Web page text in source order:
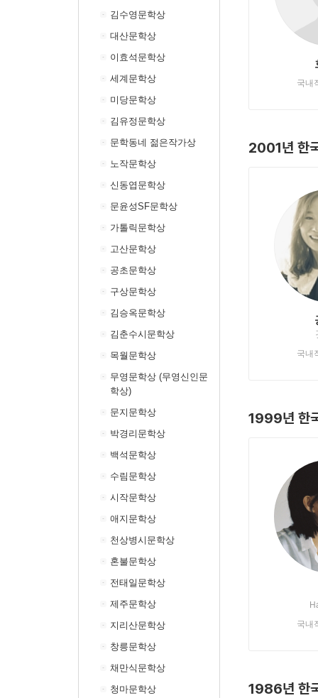
김수영문학상
대산문학상
이효석문학상
세계문학상
미당문학상
김유정문학상
문학동네 젊은작가상
노작문학상
신동엽문학상
문윤성SF문학상
가톨릭문학상
고산문학상
공초문학상
구상문학상
김승옥문학상
김춘수시문학상
목월문학상
무영문학상 (무영신인문
학상)
문지문학상
박경리문학상
백석문학상
수림문학상
시작문학상
애지문학상
천상병시문학상
혼불문학상
전태일문학상
제주문학상
지리산문학상
창릉문학상
채만식문학상
청마문학상
국내
2001년 한
국내
1999년 한
국내
1986년 한